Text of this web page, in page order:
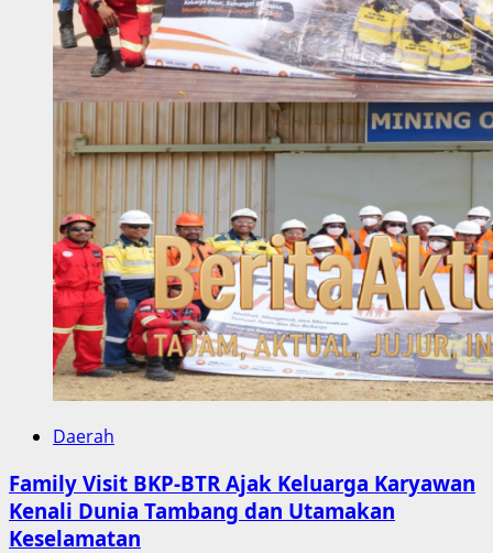
Daerah
Family Visit BKP-BTR Ajak Keluarga Karyawan
Kenali Dunia Tambang dan Utamakan
Keselamatan